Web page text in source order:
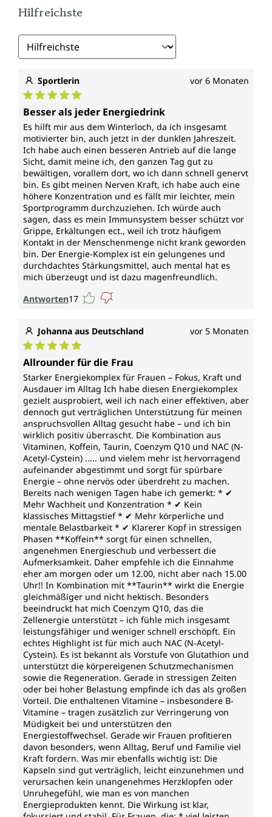
mikronährstoffbasierten Komponenten des
Alltag.
Nahrung
Viele der im Energie-Komplex enthaltenen
Mikronährstoffe finden sich auch in natürlichen
Lebensmitteln. So liefern Vollkornprodukte,
Hülsenfrüchte, Nüsse und grüne Blattgemüse
reichlich B-Vitamine. Vitamin C steckt in Paprika,
Brokkoli, Sanddorn und Zitrusfrüchten. Coenzym
Q10 kommt in geringen Mengen in Fisch, Fleisch
und Nüssen vor. Quercetin ist ein natürlicher
Pflanzenstoff, der in Zwiebeln, Äpfeln und dunklen
Beeren vorkommt. Pflanzenstoffe wie in Ginseng,
Rhodiola oder Ashwagandha sind jedoch kaum über
die Alltagskost zuzuführen. Hier kann eine gezielte
Ergänzung sinnvoll sein.
Jedes Glas Energie-Komplex von Unimedica enthält
90 Kapseln. Das entspricht einem 1,5-Monatsvorrat.
Vegan und ohne folgende Zusatzstoffe
Vegane Kapselhülle aus reiner pflanzlicher Cellulose
(HPMC), frei von Carrageen und PEG.
Der Energie-Komplex von Unimedica ist,
entsprechend gesetzlicher Vorgaben, frei von
Zusätzen wie Farbstoffen, Stabilisatoren, Trennmittel
wie Magnesiumstearat sowie ohne Gentechnik und
vegan.
Hilfreichste
Sportlerin vor 6 Monaten
Durchschnittliche Bewertung von 5 von 5 Sternen
Besser als jeder Energiedrink
Es hilft mir aus dem Winterloch, da ich insgesamt
motivierter bin, auch jetzt in der dunklen Jahreszeit.
Ich habe auch einen besseren Antrieb auf die lange
Sicht, damit meine ich, den ganzen Tag gut zu
bewältigen, vorallem dort, wo ich dann schnell genervt
bin. Es gibt meinen Nerven Kraft, ich habe auch eine
höhere Konzentration und es fällt mir leichter, mein
Sportprogramm durchzuziehen. Ich würde auch
sagen, dass es mein Immunsystem besser schützt vor
Grippe, Erkältungen ect., weil ich trotz häufigem
Kontakt in der Menschenmenge nicht krank geworden
bin. Der Energie-Komplex ist ein gelungenes und
durchdachtes Stärkungsmittel, auch mental hat es
mich überzeugt und ist dazu magenfreundlich.
Antworten17
Johanna aus Deutschland vor 5 Monaten
Durchschnittliche Bewertung von 5 von 5 Sternen
Allrounder für die Frau
Starker Energiekomplex für Frauen – Fokus, Kraft und
Ausdauer im Alltag Ich habe diesen Energiekomplex
gezielt ausprobiert, weil ich nach einer effektiven, aber
dennoch gut verträglichen Unterstützung für meinen
anspruchsvollen Alltag gesucht habe – und ich bin
wirklich positiv überrascht. Die Kombination aus
Vitaminen, Koffein, Taurin, Coenzym Q10 und NAC (N-
Acetyl-Cystein) ..... und vielem mehr ist hervorragend
aufeinander abgestimmt und sorgt für spürbare
Energie – ohne nervös oder überdreht zu machen.
Bereits nach wenigen Tagen habe ich gemerkt: * ✔
Mehr Wachheit und Konzentration * ✔ Kein
klassisches Mittagstief * ✔ Mehr körperliche und
mentale Belastbarkeit * ✔ Klarerer Kopf in stressigen
Phasen **Koffein** sorgt für einen schnellen,
angenehmen Energieschub und verbessert die
Aufmerksamkeit. Daher empfehle ich die Einnahme
eher am morgen oder um 12.00, nicht aber nach 15.00
Uhr!! In Kombination mit **Taurin** wirkt die Energie
gleichmäßiger und nicht hektisch. Besonders
beeindruckt hat mich Coenzym Q10, das die
Zellenergie unterstützt – ich fühle mich insgesamt
leistungsfähiger und weniger schnell erschöpft. Ein
echtes Highlight ist für mich auch NAC (N-Acetyl-
Cystein). Es ist bekannt als Vorstufe von Glutathion und
unterstützt die körpereigenen Schutzmechanismen
sowie die Regeneration. Gerade in stressigen Zeiten
oder bei hoher Belastung empfinde ich das als großen
Vorteil. Die enthaltenen Vitamine – insbesondere B-
Vitamine – tragen zusätzlich zur Verringerung von
Müdigkeit bei und unterstützen den
Energiestoffwechsel. Gerade wir Frauen profitieren
davon besonders, wenn Alltag, Beruf und Familie viel
Kraft fordern. Was mir ebenfalls wichtig ist: Die
Kapseln sind gut verträglich, leicht einzunehmen und
verursachen kein unangenehmes Herzklopfen oder
Unruhegefühl, wie man es von manchen
Energieprodukten kennt. Die Wirkung ist klar,